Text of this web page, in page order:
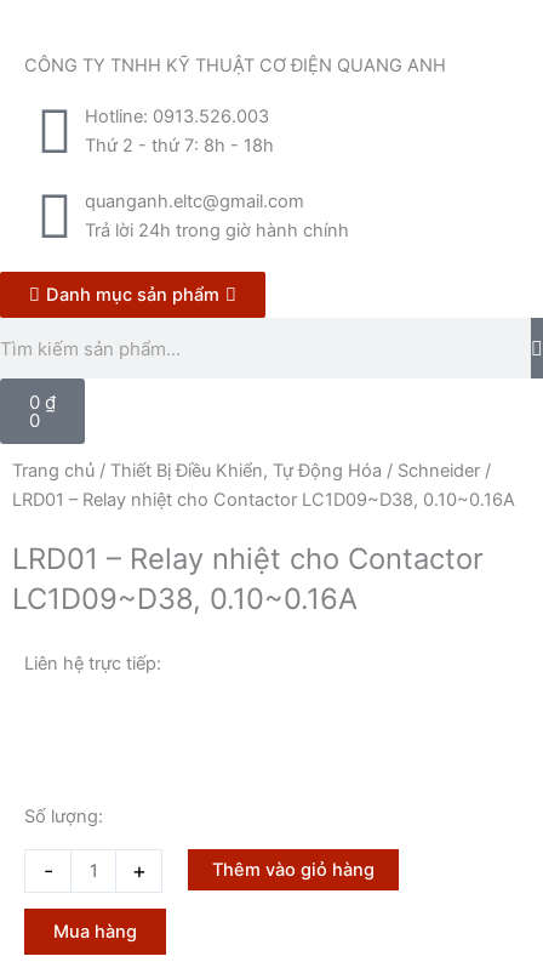
CÔNG TY TNHH KỸ THUẬT CƠ ĐIỆN QUANG ANH
Hotline: 0913.526.003
Thứ 2 - thứ 7: 8h - 18h
quanganh.eltc@gmail.com
Trả lời 24h trong giờ hành chính
Danh mục sản phẩm
kiếm
0 ₫
0
Cart
Trang chủ / Thiết Bị Điều Khiển, Tự Động Hóa / Schneider /
LRD01 – Relay nhiệt cho Contactor LC1D09~D38, 0.10~0.16A
LRD01 – Relay nhiệt cho Contactor
LC1D09~D38, 0.10~0.16A
Liên hệ trực tiếp:
Số lượng:
-
-
Relay
nhiệt
+ Thêm vào giỏ hàng
Mua hàng